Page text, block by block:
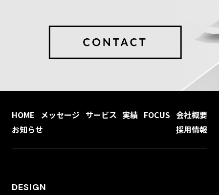
HOME メッセージ サービス 実績 FOCUS 会社概要
お知らせ
採用情報
DESIGN